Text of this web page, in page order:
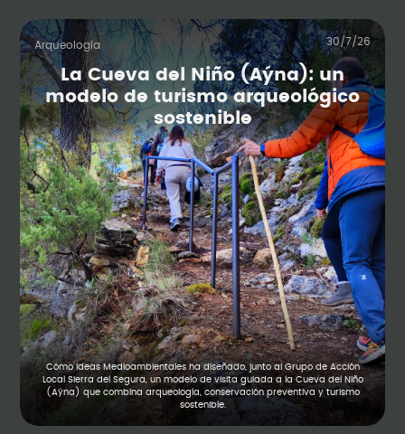
Arqueología 30/7/26
La Cueva del Niño (Aýna): un
modelo de turismo arqueológico
sostenible
Cómo Ideas Medioambientales ha diseñado, junto al Grupo de Acción
Local Sierra del Segura, un modelo de visita guiada a la Cueva del Niño
(Aýna) que combina arqueología, conservación preventiva y turismo
sostenible.